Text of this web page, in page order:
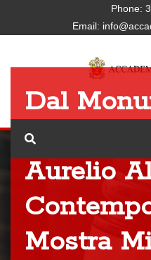
Phone:
Email:
Dal
Equestre
Aurelio
Mostra